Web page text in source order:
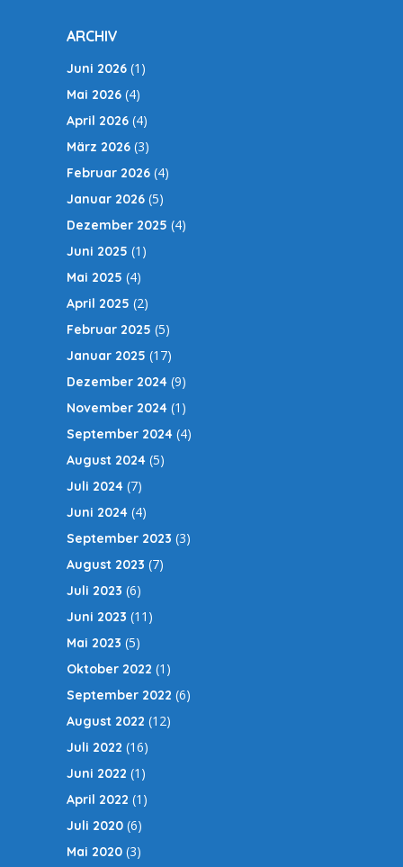
ARCHIV
Juni 2026 (1)
Mai 2026 (4)
April 2026 (4)
März 2026 (3)
Februar 2026 (4)
Januar 2026 (5)
Dezember 2025 (4)
Juni 2025 (1)
Mai 2025 (4)
April 2025 (2)
Februar 2025 (5)
Januar 2025 (17)
Dezember 2024 (9)
November 2024 (1)
September 2024 (4)
August 2024 (5)
Juli 2024 (7)
Juni 2024 (4)
September 2023 (3)
August 2023 (7)
Juli 2023 (6)
Juni 2023 (11)
Mai 2023 (5)
Oktober 2022 (1)
September 2022 (6)
August 2022 (12)
Juli 2022 (16)
Juni 2022 (1)
April 2022 (1)
Juli 2020 (6)
Mai 2020 (3)